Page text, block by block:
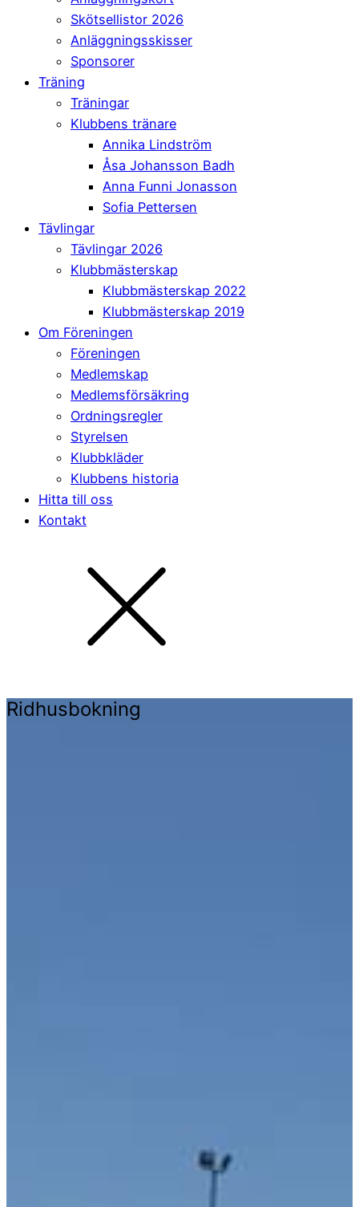
Skötsellistor 2026
Anläggningsskisser
Sponsorer
Träning
Träningar
Klubbens tränare
Annika Lindström
Åsa Johansson Badh
Anna Funni Jonasson
Sofia Pettersen
Tävlingar
Tävlingar 2026
Klubbmästerskap
Klubbmästerskap 2022
Klubbmästerskap 2019
Om Föreningen
Föreningen
Medlemskap
Medlemsförsäkring
Ordningsregler
Styrelsen
Klubbkläder
Klubbens historia
Hitta till oss
Kontakt
Ridhusbokning